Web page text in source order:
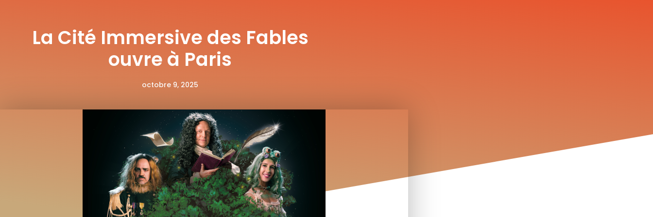
La Cité Immersive des Fables
ouvre à Paris
octobre 9, 2025